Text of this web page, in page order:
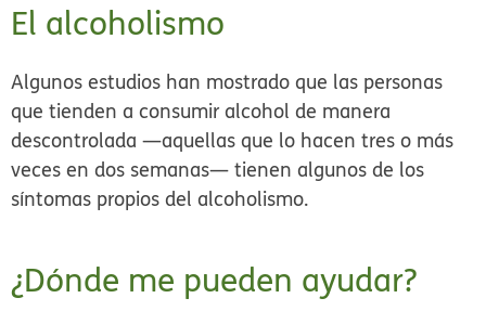
El alcoholismo
Algunos estudios han mostrado que las personas
que tienden a consumir alcohol de manera
descontrolada —aquellas que lo hacen tres o más
veces en dos semanas— tienen algunos de los
síntomas propios del alcoholismo.
¿Dónde me pueden ayudar?